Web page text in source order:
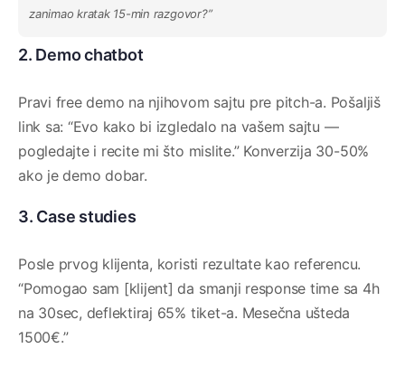
zanimao kratak 15-min razgovor?”
2. Demo chatbot
Pravi free demo na njihovom sajtu pre pitch-a. Pošaljiš
link sa: “Evo kako bi izgledalo na vašem sajtu —
pogledajte i recite mi što mislite.” Konverzija 30-50%
ako je demo dobar.
3. Case studies
Posle prvog klijenta, koristi rezultate kao referencu.
“Pomogao sam [klijent] da smanji response time sa 4h
na 30sec, deflektiraj 65% tiket-a. Mesečna ušteda
1500€.”